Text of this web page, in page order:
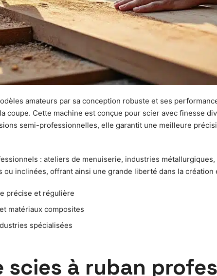
amateurs par sa conception robuste et ses
Cette machine est conçue pour scier avec finesse
semi-professionnelles, elle garantit une meilleure
: ateliers de menuiserie, industries
inclinées, offrant ainsi une grande liberté dans la création
précise et régulière
matériaux composites
spécialisées
à ruban